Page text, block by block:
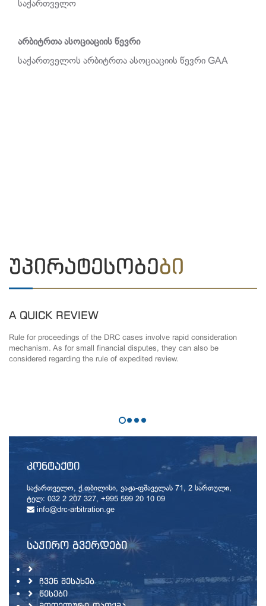
საქართველო
არბიტრთა ასოციაციის წევრი
საქართველოს არბიტრთა ასოციაციის წევრი GAA
ᲣᲞᲘᲠᲐᲢᲔᲡᲝᲑᲔᲑᲘ
A QUICK REVIEW
Rule for proceedings of the DRC cases involve rapid consideration
mechanism. As for small financial disputes, they can also be
considered regarding the rule of expedited review.
ᲙᲝᲜᲢᲐᲥᲢᲘ
საქართველო, ქ.თბილისი, ვაჟა-ფშაველას 71, 2 სართული,
ტელ: 032 2 207 327, +995 599 20 10 09
info@drc-arbitration.ge
ᲡᲐᲭᲘᲠᲝ ᲒᲕᲔᲠᲓᲔᲑᲘ
ᲩᲕᲔᲜ ᲨᲔᲡᲐᲮᲔᲑ
ᲬᲔᲡᲔᲑᲘ